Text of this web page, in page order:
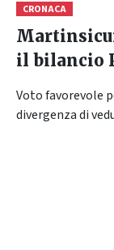
CRONACA
il bilancio
Voto favorevole
divergenza di